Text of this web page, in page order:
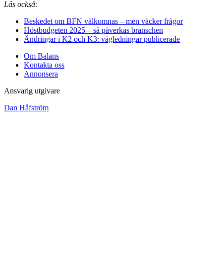
Läs också:
Beskedet om BFN välkomnas – men väcker frågor
Höstbudgeten 2025 – så påverkas branschen
Ändringar i K2 och K3: vägledningar publicerade
Om Balans
Kontakta oss
Annonsera
Ansvarig utgivare
Dan Håfström